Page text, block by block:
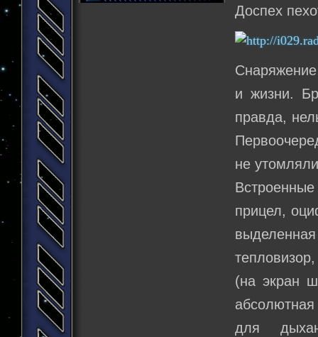
Доспех
и жизни.
правда,
не
прицел,
(на экран
для